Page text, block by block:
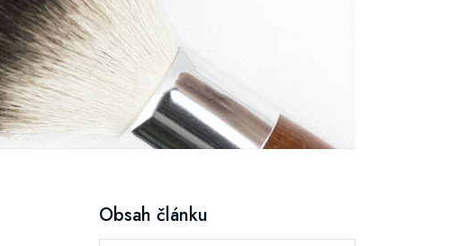
Obsah článku